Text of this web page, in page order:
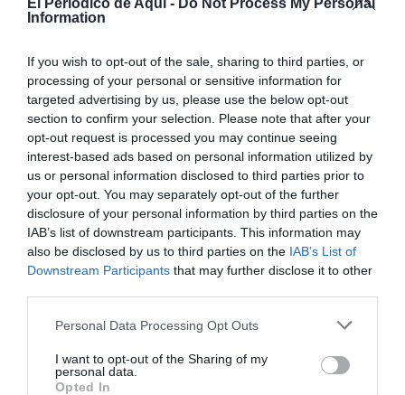
El Periodico de Aqui - Do Not Process My Personal
Information
If you wish to opt-out of the sale, sharing to third parties, or
processing of your personal or sensitive information for
targeted advertising by us, please use the below opt-out
section to confirm your selection. Please note that after your
opt-out request is processed you may continue seeing
interest-based ads based on personal information utilized by
us or personal information disclosed to third parties prior to
your opt-out. You may separately opt-out of the further
disclosure of your personal information by third parties on the
IAB’s list of downstream participants. This information may
also be disclosed by us to third parties on the IAB’s List of
Downstream Participants that may further disclose it to other
Personal Data Processing Opt Outs
I want to opt-out of the Sharing of my
personal data.
Opted In
Cocentaina y Benidorm, además de dos unidades
anfibias del Ministerio de Medio Ambiente.